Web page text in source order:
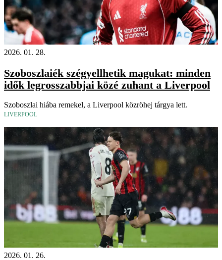
2026. 01. 28.
Szoboszlaiék szégyellhetik magukat: minden
idők legrosszabbjai közé zuhant a Liverpool
Szoboszlai hiába remekel, a Liverpool közröhej tárgya lett.
LIVERPOOL
2026. 01. 26.